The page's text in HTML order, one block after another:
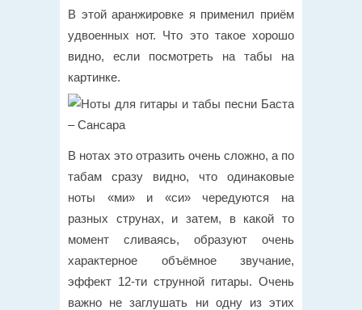
В этой аранжировке я применил приём
удвоенных нот. Что это такое хорошо
видно, если посмотреть на табы на
картинке.
В нотах это отразить очень сложно, а по
табам сразу видно, что одинаковые
ноты «ми» и «си» чередуются на
разных струнах, и затем, в какой то
момент сливаясь, образуют очень
характерное объёмное звучание,
эффект 12-ти струнной гитары. Очень
важно не заглушать ни одну из этих